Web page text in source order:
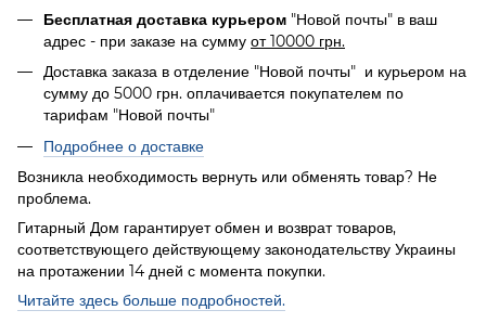
Бесплатная доставка курьером "Новой почты" в ваш
адрес - при заказе на сумму от 10000 грн.
Доставка заказа в отделение "Новой почты" и курьером на
сумму до 5000 грн. оплачивается покупателем по
тарифам "Новой почты"
Подробнее о доставке
Возникла необходимость вернуть или обменять товар? Не
проблема.
Гитарный Дом гарантирует обмен и возврат товаров,
соответствующего действующему законодательству Украины
на протажении 14 дней с момента покупки.
Читайте здесь больше подробностей.